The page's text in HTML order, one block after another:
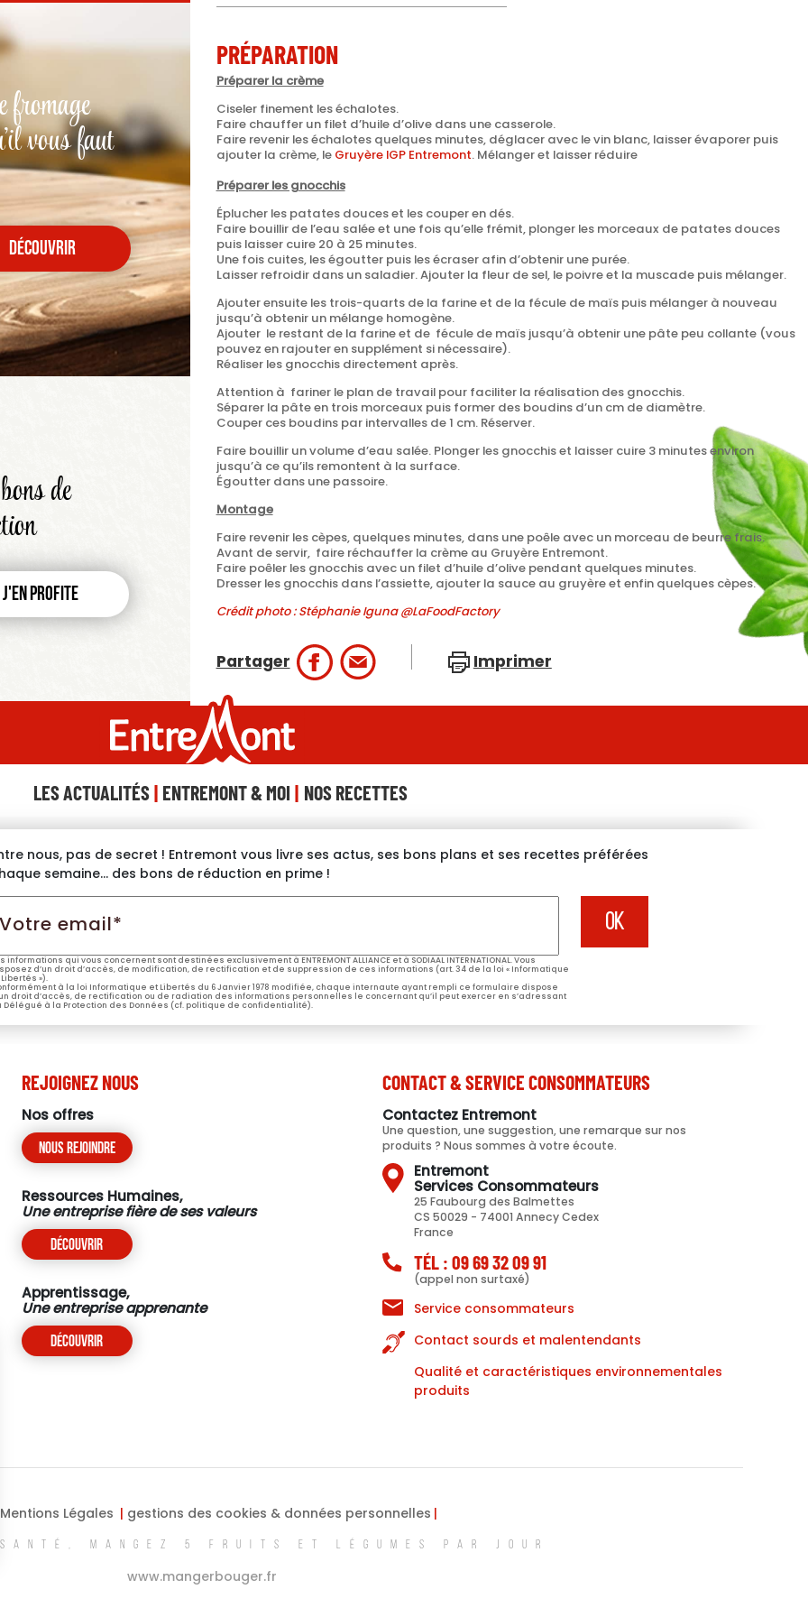
fromage
vous faut
découvrir
de
J'en profite
PRÉPARATION
Préparer la crème
Ciseler finement les échalotes.
Faire chauffer un filet d’huile d’olive dans une casserole.
Faire revenir les échalotes quelques minutes, déglacer avec le vin blanc, laisser évaporer puis
ajouter la crème, le Gruyère IGP Entremont. Mélanger et laisser réduire
Préparer les gnocchis
Éplucher les patates douces et les couper en dés.
Faire bouillir de l’eau salée et une fois qu’elle frémit, plonger les morceaux de patates douces
puis laisser cuire 20 à 25 minutes.
Une fois cuites, les égoutter puis les écraser afin d’obtenir une purée.
Laisser refroidir dans un saladier.Ajouter la fleur de sel, le poivre et la muscade puis mélanger.
Ajouter ensuite les trois-quarts de la farine et de la fécule de maïs puis mélanger à nouveau
jusqu’à obtenir un mélange homogène.
Ajouter le restant de la farine et de fécule de maïs jusqu’à obtenir une pâte peu collante (vous
pouvez en rajouter en supplément si nécessaire).
Réaliser les gnocchis directement après.
Attention à fariner le plan de travail pour faciliter la réalisation des gnocchis.
Séparer la pâte en trois morceaux puis former des boudins d’un cm de diamètre.
Couper ces boudins par intervalles de 1 cm. Réserver.
Faire bouillir un volume d’eau salée. Plonger les gnocchis et laisser cuire 3 minutes environ
jusqu’à ce qu’ils remontent à la surface.
Égoutter dans une passoire.
Montage
Faire revenir les cèpes, quelques minutes, dans une poêle avec un morceau de beurre frais.
Avant de servir, faire réchauffer la crème au Gruyère Entremont.
Faire poêler les gnocchis avec un filet d’huile d’olive pendant quelques minutes.
Dresser les gnocchis dans l’assiette, ajouter la sauce au gruyère et enfin quelques cèpes.
Crédit photo : Stéphanie Iguna @LaFoodFactory
Partager Imprimer
LES ACTUALITÉS ENTREMONT & MOI NOS RECETTES
nous, pas de secret ! Entremont vous livre ses actus, ses bons plans et ses recettes préférées
semaine… des bons de réduction en prime !
informations qui vous concernent sont destinées exclusivement à ENTREMONT ALLIANCE et à SODIAAL INTERNATIONAL. Vous
d’un droit d’accès, de modification, de rectification et de suppression de ces informations (art. 34 de la loi « Informatique
»).
à la loi Informatique et Libertés du 6 Janvier 1978 modifiée, chaque internaute ayant rempli ce formulaire dispose
droit d’accès, de rectification ou de radiation des informations personnelles le concernant qu’il peut exercer en s’adressant
Délégué à la Protection des Données (cf. politique de confidentialité).
REJOIGNEZ NOUS
Nos offres
Nous rejoindre
Ressources Humaines,
Une entreprise fière de ses valeurs
Découvrir
Apprentissage,
Une entreprise apprenante
Découvrir
CONTACT & SERVICE CONSOMMATEURS
Contactez Entremont
Une question, une suggestion, une remarque sur nos
produits ? Nous sommes à votre écoute.
Entremont
Services Consommateurs
25 Faubourg des Balmettes
CS 50029 - 74001 Annecy Cedex
France
TÉL : 09 69 32 09 91
(appel non surtaxé)
Service consommateurs
Contact sourds et malentendants
Qualité et caractéristiques environnementales
produits
Mentions Légales gestions des cookies & données personnelles
MANGEZ 5 FRUITS ET LÉGUMES PAR JOUR
www.mangerbouger.fr